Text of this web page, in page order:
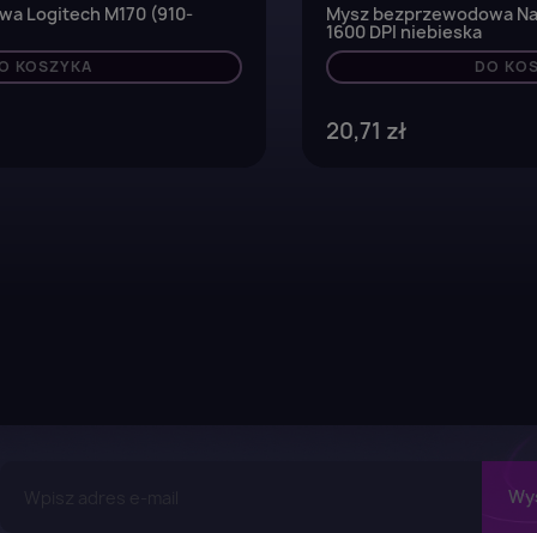
Logitech M170 (910-
KOSZYKA
Mysz bezprzewodowa
1600 DPI niebieska
DO
20,71 zł